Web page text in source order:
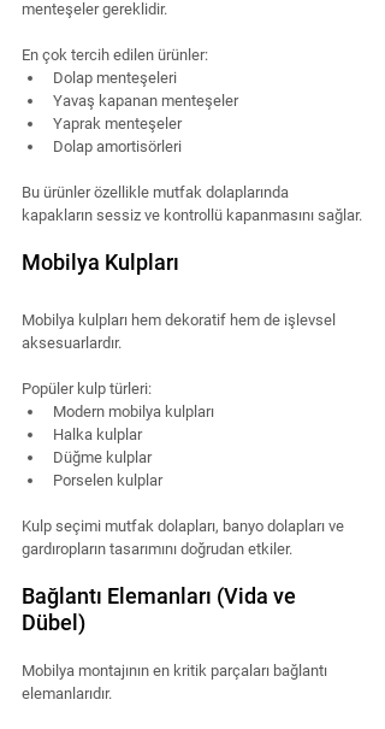
menteşeler gereklidir.
En çok tercih edilen ürünler:
Dolap menteşeleri
Yavaş kapanan menteşeler
Yaprak menteşeler
Dolap amortisörleri
Bu ürünler özellikle mutfak dolaplarında
kapakların sessiz ve kontrollü kapanmasını sağlar.
Mobilya Kulpları
Mobilya kulpları hem dekoratif hem de işlevsel
aksesuarlardır.
Popüler kulp türleri:
Modern mobilya kulpları
Halka kulplar
Düğme kulplar
Porselen kulplar
Kulp seçimi mutfak dolapları, banyo dolapları ve
gardıropların tasarımını doğrudan etkiler.
Bağlantı Elemanları (Vida ve
Dübel)
Mobilya montajının en kritik parçaları bağlantı
elemanlarıdır.